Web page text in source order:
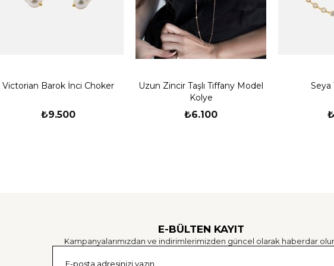
Victorian Barok İnci Choker
₺9.500
Uzun Zincir Taşlı Tiffany Model
Kolye
₺6.100
Seya
E-BÜLTEN KAYIT
Kampanyalarımızdan ve indirimlerimizden güncel olarak haberdar